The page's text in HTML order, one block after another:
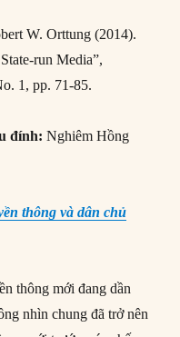
W. Orttung (2014).
run Media”,
1, pp. 71-85.
đính: Nghiêm Hồng
thông và dân chủ
thông mới đang dần
nhìn chung đã trở nên